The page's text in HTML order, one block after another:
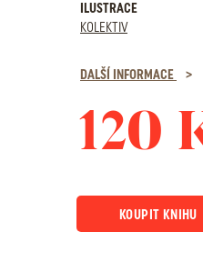
ILUSTRACE
KOLEKTIV
DALŠÍ INFORMACE
120
KOUPIT KNIHU